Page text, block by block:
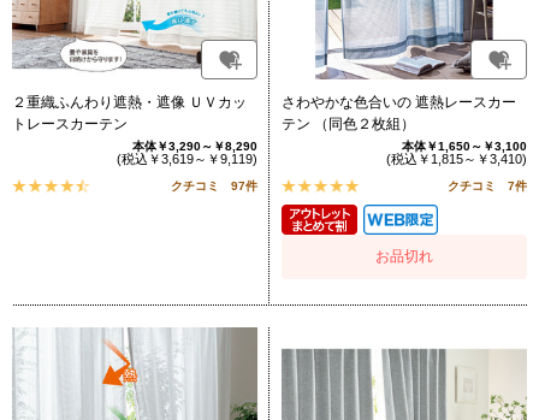
２重織ふんわり遮熱・遮像 ＵＶカッ
トレースカーテン
本体￥3,290～￥8,290
(税込￥3,619～￥9,119)
クチコミ 97件
さわやかな色合いの 遮熱レースカー
テン （同色２枚組）
本体￥1,650～￥3,100
(税込￥1,815～￥3,410)
クチコミ 7件
お品切れ